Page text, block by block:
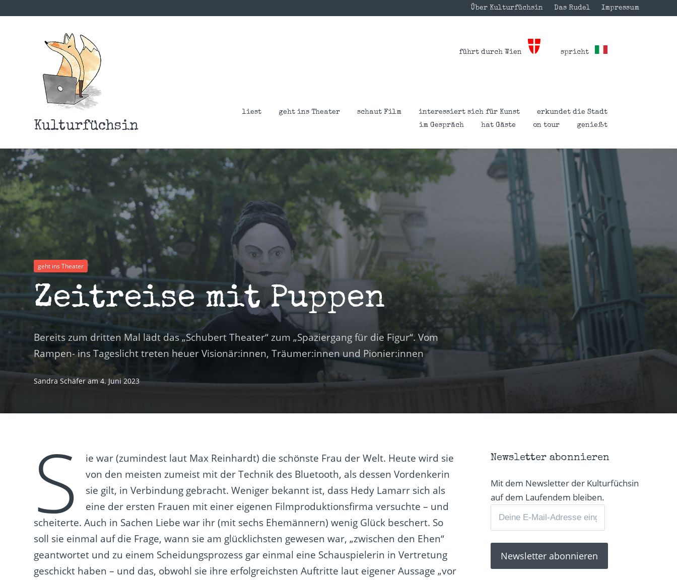
Über Kulturfüchsin Das Rudel Impressum
Kulturfüchsin
führt durch Wien spricht
liest geht ins Theater schaut Film interessiert sich für Kunst
erkundet die Stadt
im Gespräch
hat Gäste on tour genießt
geht ins Theater
Zeitreise mit Puppen
Bereits zum dritten Mal lädt das „Schubert Theater“ zum „Spaziergang für die Figur“. Vom
Rampen- ins Tageslicht treten heuer Visionär:innen, Träumer:innen und Pionier:innen
Sandra Schäferam 4. Juni 2023
S
ie war (zumindest laut Max Reinhardt) die schönste Frau der Welt. Heute wird sie
von den meisten zumeist mit der Technik des Bluetooth, als dessen Vordenkerin
sie gilt, in Verbindung gebracht. Weniger bekannt ist, dass Hedy Lamarr sich als
eine der ersten Frauen mit einer eigenen Filmproduktionsfirma versuchte – und
scheiterte. Auch in Sachen Liebe war ihr (mit sechs Ehemännern) wenig Glück beschert. So
soll sie einmal auf die Frage, wann sie am glücklichsten gewesen war, „zwischen den Ehen“
geantwortet und zu einem Scheidungsprozess gar einmal eine Schauspielerin in Vertretung
geschickt haben – und das, obwohl sie ihre erfolgreichsten Auftritte laut eigener Aussage „vor
Newsletter abonnieren
Mit dem Newsletter der Kulturfüchsin
auf dem Laufendem bleiben.